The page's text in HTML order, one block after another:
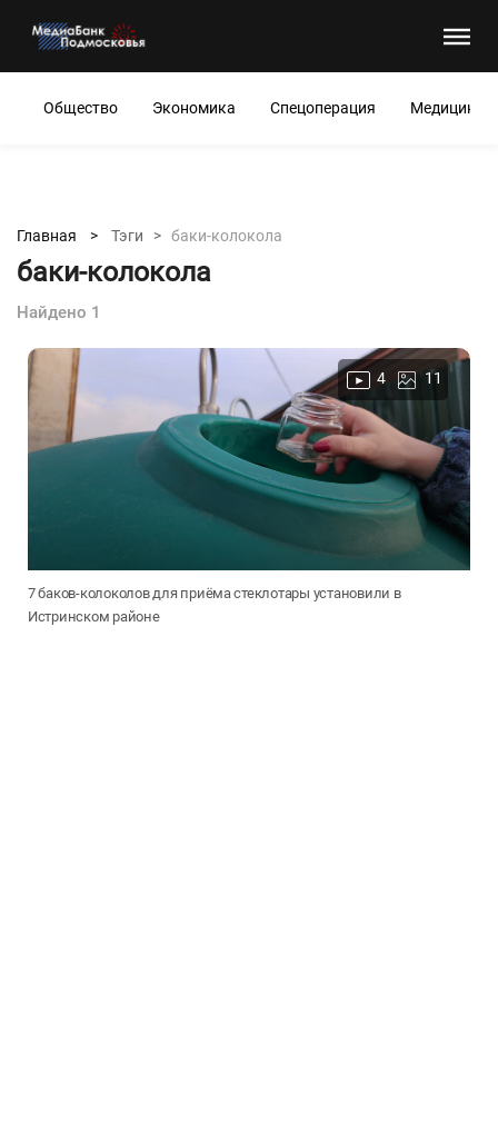
Общество Экономика Спецоперация Медицина
Главная > Тэги > баки-колокола
баки-колокола
Найдено 1
4 11
7 баков-колоколов для приёма стеклотары установили в
Истринском районе